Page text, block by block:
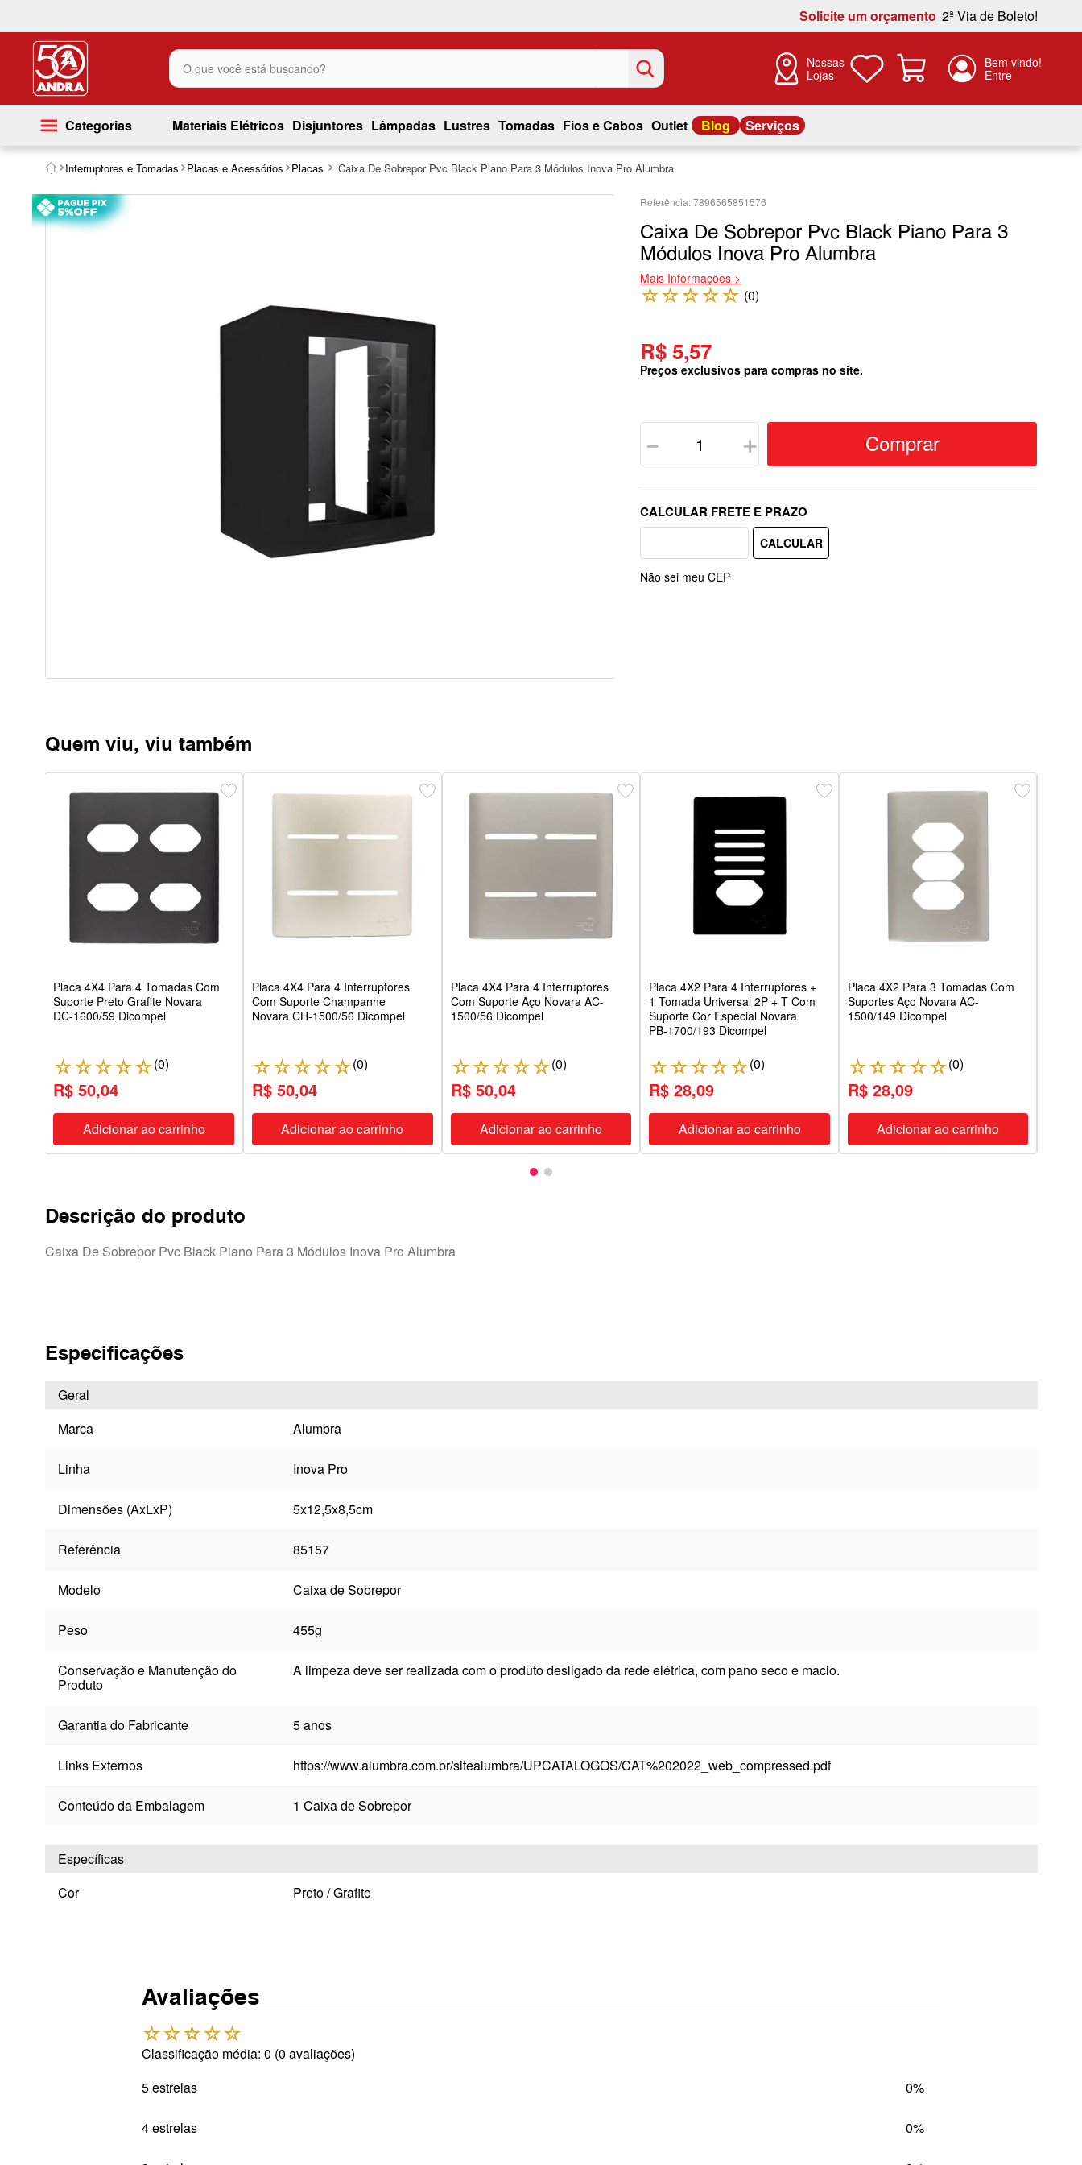
Solicite um orçamento 2ª Via de Boleto!
O que você está buscando?
Nossas
Lojas
Categorias Materiais Elétricos Disjuntores Lâmpadas Lustres Tomadas Fios e Cabos Outlet Blog Serviços
Interruptores e Tomadas Placas e Acessórios Placas Caixa De Sobrepor Pvc Black Piano Para 3 Módulos Inova Pro Alumbra
7896565851576
Caixa De Sobrepor Pvc Black Piano Para 3
Módulos Inova Pro Alumbra
Mais Informações >
☆☆☆☆☆ (0)
R$ 5,57
Preços exclusivos para compras no site.
＋
－ Comprar
Não sei meu CEP
Quem viu, viu também
Placa 4X4 Para 4 Tomadas Com
Suporte Preto Grafite Novara
DC-1600/59 Dicompel
☆☆☆☆☆(0)
R$ 50,04
Adicionar ao carrinho
Placa 4X4 Para 4 Interruptores
Com Suporte Champanhe
Novara CH-1500/56 Dicompel
☆☆☆☆☆(0)
R$ 50,04
Adicionar ao carrinho
Placa 4X4 Para 4 Interruptores
Com Suporte Aço Novara AC-
1500/56 Dicompel
☆☆☆☆☆(0)
R$ 50,04
Adicionar ao carrinho
Placa 4X2 Para 4 Interruptores +
1 Tomada Universal 2P + T Com
Suporte Cor Especial Novara
PB-1700/193 Dicompel
☆☆☆☆☆(0)
R$ 28,09
Adicionar ao carrinho
Placa 4X2 Para 3 Tomadas Com
Suportes Aço Novara AC-
1500/149 Dicompel
☆☆☆☆☆(0)
R$ 28,09
Adicionar ao carrinho
Descrição do produto
Caixa De Sobrepor Pvc Black Piano Para 3 Módulos Inova Pro Alumbra
Especificações
Geral
Marca
Alumbra
Linha Inova Pro
Dimensões (AxLxP) 5x12,5x8,5cm
Referência 85157
Modelo Caixa de Sobrepor
Peso 455g
Conservação e Manutenção do
Produto
A limpeza deve ser realizada com o produto desligado da rede elétrica, com pano seco e macio.
Garantia do Fabricante 5 anos
Links Externos https://www.alumbra.com.br/sitealumbra/UPCATALOGOS/CAT%202022_web_compressed.pdf
Conteúdo da Embalagem 1 Caixa de Sobrepor
Específicas
Cor
Preto / Grafite
Avaliações
☆☆☆☆☆
Classificação média: 0 (0 avaliações)
5 estrelas
0%
4 estrelas 0%